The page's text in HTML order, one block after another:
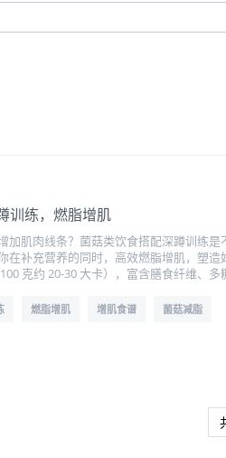
训练，燃脂增肌
加肌肉线条？菌菇类饮食搭配深蹲训练
在补充营养的同时，高效燃脂增肌，塑
克约 20-30 大卡），富含膳食纤维、
燃脂增肌 增肌食谱 菌菇减脂